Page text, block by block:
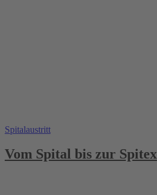
Spitalaustritt
Vom Spital bis zur Spitex